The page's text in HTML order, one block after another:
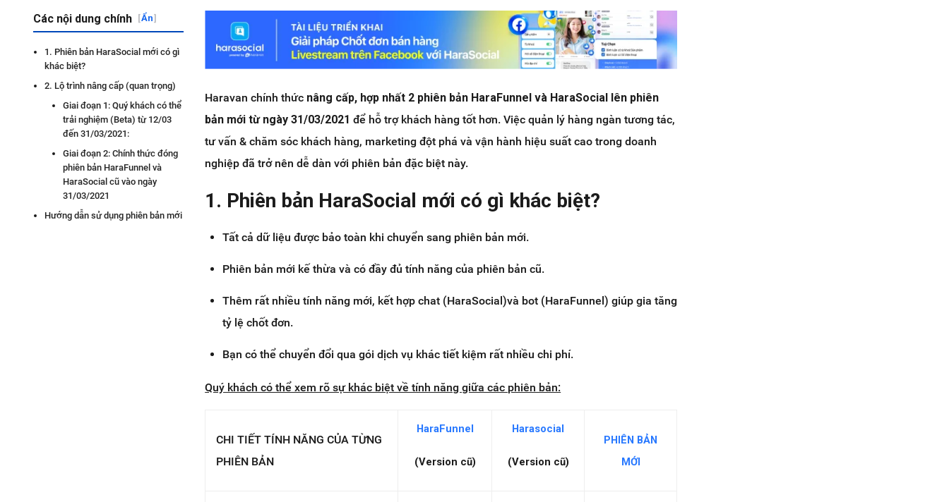
Các nội dung chính [Ẩn]
1. Phiên bản HaraSocial mới có gì
khác biệt?
2. Lộ trình nâng cấp (quan trọng)
Giai đoạn 1: Quý khách có thể
trải nghiệm (Beta) từ 12/03
đến 31/03/2021:
Giai đoạn 2: Chính thức đóng
phiên bản HaraFunnel và
HaraSocial cũ vào ngày
31/03/2021
Hướng dẫn sử dụng phiên bản mới
Haravan chính thức nâng cấp, hợp nhất 2 phiên bản HaraFunnel và HaraSocial lên phiên
bản mới từ ngày 31/03/2021 để hỗ trợ khách hàng tốt hơn. Việc quản lý hàng ngàn tương tác,
tư vấn & chăm sóc khách hàng, marketing đột phá và vận hành hiệu suất cao trong doanh
nghiệp đã trở nên dễ dàn với phiên bản đặc biệt này.
1. Phiên bản HaraSocial mới có gì khác biệt?
Tất cả dữ liệu được bảo toàn khi chuyển sang phiên bản mới.
Phiên bản mới kế thừa và có đầy đủ tính năng của phiên bản cũ.
Thêm rất nhiều tính năng mới, kết hợp chat (HaraSocial)và bot (HaraFunnel) giúp gia tăng
tỷ lệ chốt đơn.
Bạn có thể chuyển đổi qua gói dịch vụ khác tiết kiệm rất nhiều chi phí.
Quý khách có thể xem rõ sự khác biệt về tính năng giữa các phiên bản:
CHI TIẾT TÍNH NĂNG CỦA TỪNG
PHIÊN BẢN
HaraFunnel
(Version cũ)
Harasocial
(Version cũ)
PHIÊN BẢN
MỚI